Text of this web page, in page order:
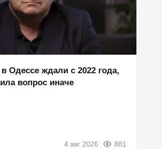
Одессе ждали с 2022 года,
вопрос иначе
4 авг 2026 881